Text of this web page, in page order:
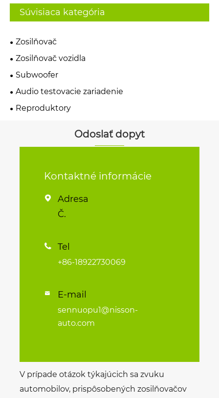
Súvisiaca kategória
Zosilňovač
Zosilňovač vozidla
Subwoofer
Audio testovacie zariadenie
Reproduktory
Odoslať dopyt
Kontaktné informácie

Adresa
Č.
 Tel
+86-18922730069
 E-mail
sennuopu1@nisson-
auto.com
V prípade otázok týkajúcich sa zvuku
automobilov, prispôsobených zosilňovačov